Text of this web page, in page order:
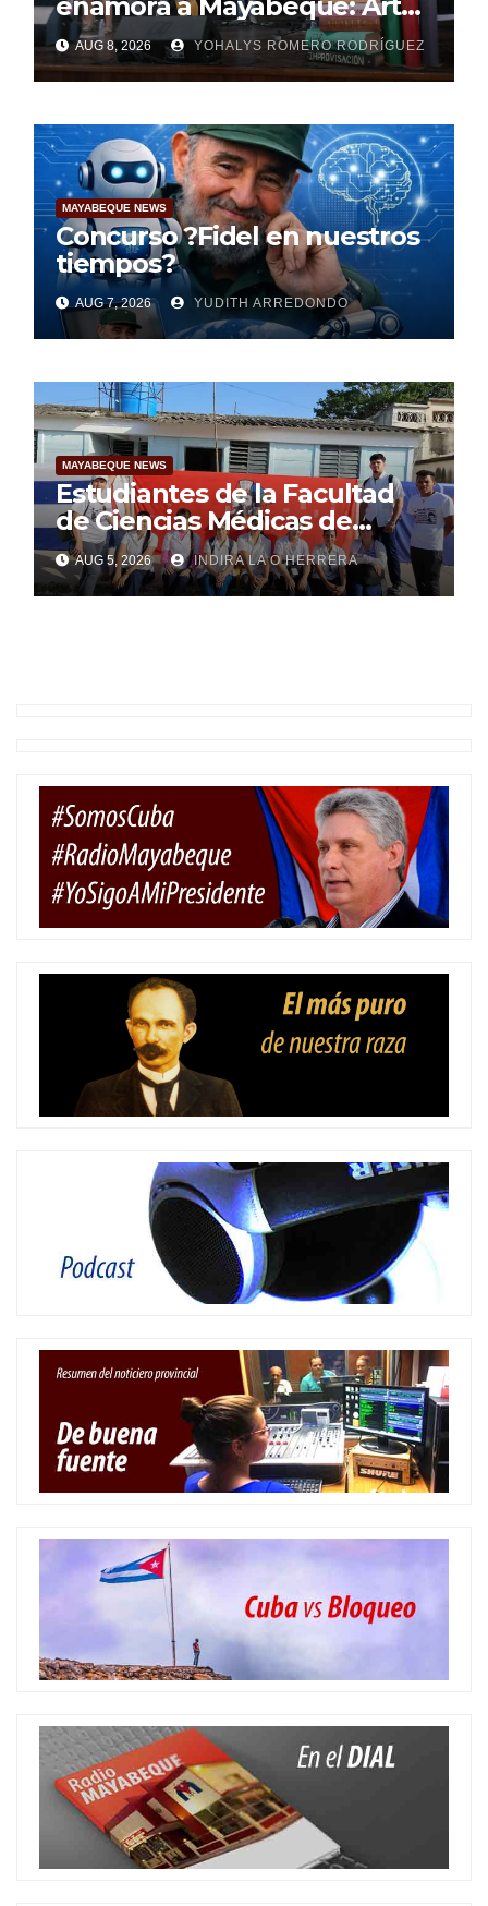
poesía y amor en la Semana
Mundial de la Lactancia
Materna
AUG 8, 2026 YOHALYS ROMERO RODRÍGUEZ
MAYABEQUE NEWS
Concurso ?Fidel en nuestros
tiempos?
AUG 7, 2026 YUDITH ARREDONDO
MAYABEQUE NEWS
Estudiantes de la Facultad
de Ciencias Médicas de
Mayabeque realizan
pesquisa
AUG 5, 2026 INDIRA LA O HERRERA